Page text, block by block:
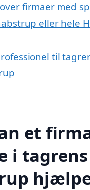
firmaer med
eller hele
til
et
i